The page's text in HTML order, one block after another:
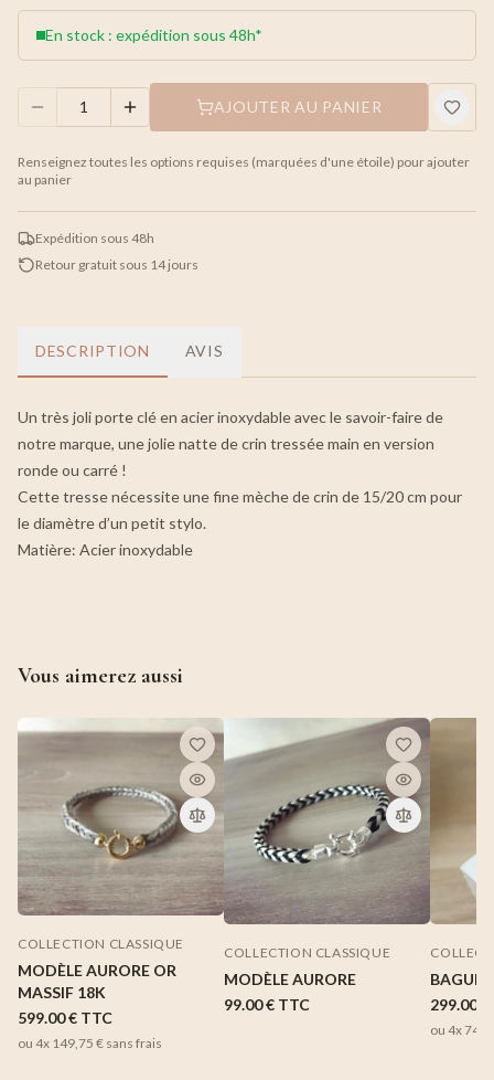
En stock : expédition sous 48h*
AJOUTER AU PANIER
Renseignez toutes les options requises (marquées d'une étoile) pour ajouter
au panier
Expédition sous 48h
Retour gratuit sous 14 jours
DESCRIPTION AVIS
Un très joli porte clé en acier inoxydable avec le savoir-faire de
notre marque, une jolie natte de crin tressée main en version
ronde ou carré !
Cette tresse nécessite une fine mèche de crin de 15/20 cm pour
le diamètre d’un petit stylo.
Matière: Acier inoxydable
Vous aimerez aussi
COLLECTION CLASSIQUE
MODÈLE AURORE OR
MASSIF 18K
599.00 € TTC
ou 4x 149,75 € sans frais
COLLECTION CLASSIQUE
MODÈLE AURORE
99.00 € TTC
BAGUE
299.00 €
ou 4x